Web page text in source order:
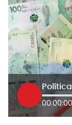
00:00:00